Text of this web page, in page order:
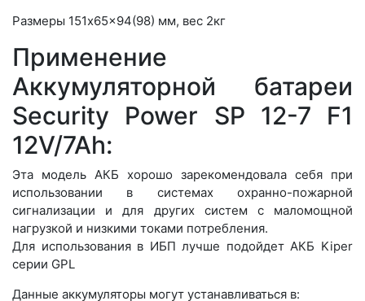
Размеры 151x65x94(98) мм, вес 2кг
Применение
Аккумуляторной батареи
Security Power SP 12-7 F1
12V/7Ah:
Эта модель АКБ хорошо зарекомендовала себя при
использовании в системах охранно-пожарной
сигнализации и для других систем с маломощной
нагрузкой и низкими токами потребления.
Для использования в ИБП лучше подойдет АКБ Kiper
серии GPL
Данные аккумуляторы могут устанавливаться в: